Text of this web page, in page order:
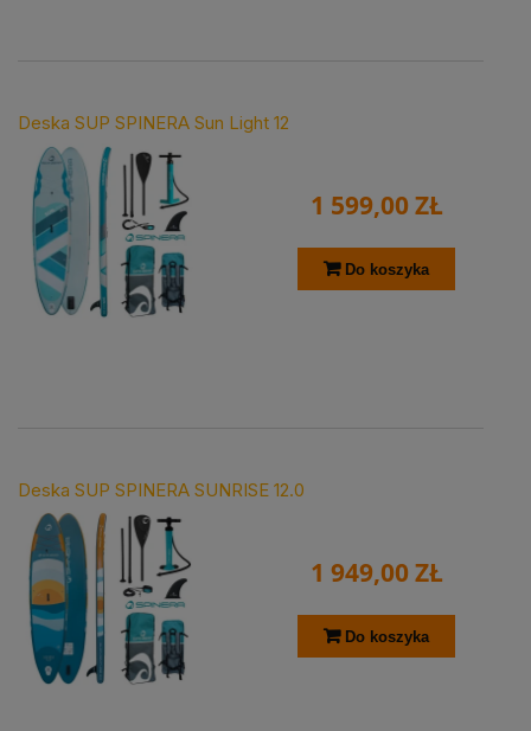
Deska SUP SPINERA Sun Light 12
1 599,00 ZŁ
Do koszyka
Deska SUP SPINERA SUNRISE 12.0
1 949,00 ZŁ
Do koszyka